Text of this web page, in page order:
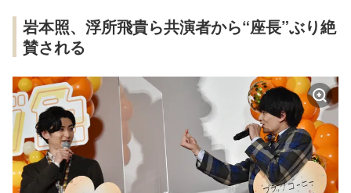
岩本照、浮所飛貴ら共演者から“座長”ぶり絶
賛される